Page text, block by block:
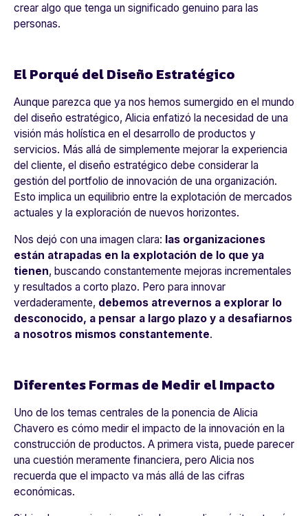
crear algo que tenga un significado genuino para las
personas.
El Porqué del Diseño Estratégico
Aunque parezca que ya nos hemos sumergido en el mundo
del diseño estratégico, Alicia enfatizó la necesidad de una
visión más holística en el desarrollo de productos y
servicios. Más allá de simplemente mejorar la experiencia
del cliente, el diseño estratégico debe considerar la
gestión del portfolio de innovación de una organización.
Esto implica un equilibrio entre la explotación de mercados
actuales y la exploración de nuevos horizontes.
Nos dejó con una imagen clara: las organizaciones
están atrapadas en la explotación de lo que ya
tienen, buscando constantemente mejoras incrementales
y resultados a corto plazo. Pero para innovar
verdaderamente, debemos atrevernos a explorar lo
desconocido, a pensar a largo plazo y a desafiarnos
a nosotros mismos constantemente.
Diferentes Formas de Medir el Impacto
Uno de los temas centrales de la ponencia de Alicia
Chavero es cómo medir el impacto de la innovación en la
construcción de productos. A primera vista, puede parecer
una cuestión meramente financiera, pero Alicia nos
recuerda que el impacto va más allá de las cifras
económicas.